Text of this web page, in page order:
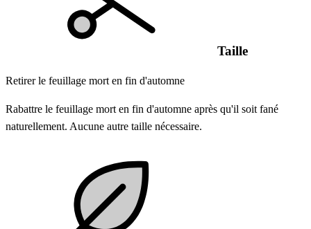
Taille
Retirer le feuillage mort en fin d'automne
Rabattre le feuillage mort en fin d'automne après qu'il soit fané
naturellement. Aucune autre taille nécessaire.